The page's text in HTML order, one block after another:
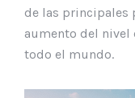
de las principales
aumento del nivel
todo el mundo.